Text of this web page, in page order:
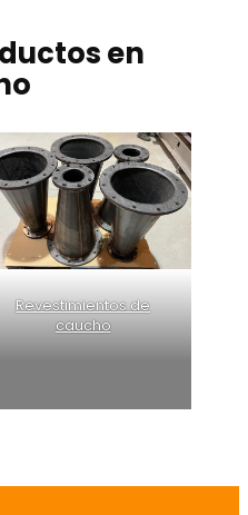
en
Revestimientos de
caucho